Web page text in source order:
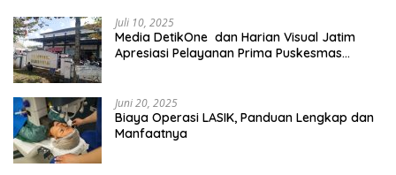
Juli 10, 2025
Media DetikOne dan Harian Visual Jatim
Apresiasi Pelayanan Prima Puskesmas
Juni 20, 2025
Biaya Operasi LASIK, Panduan Lengkap dan
Manfaatnya